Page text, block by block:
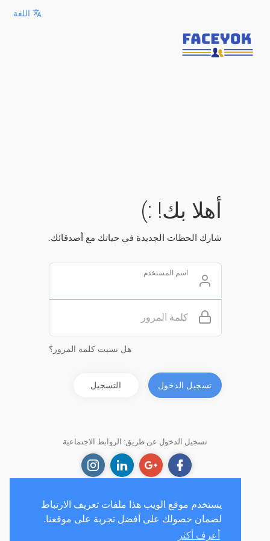
يستخدم موقع الويب هذا ملفات تعريف الارتباط
لضمان حصولك على أفضل تجربة على موقعنا.
أعرف أكثر
اللغة
أهلا بك! :)
شارك الحظات الجديدة في حياتك مع أصدقائك.
اسم المستخدم
كلمة المرور
هل نسيت كلمة المرور؟
تسجيل الدخول التسجيل
تسجيل الدخول عن طريق: الروابط الاجتماعية